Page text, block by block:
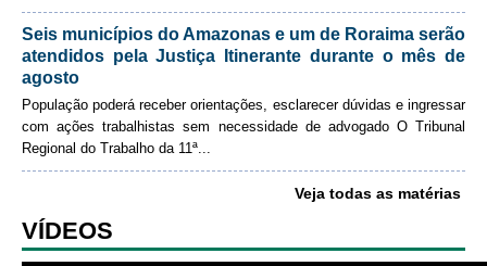
Gestão de Riscos
Laboratório de Inovação
Sites Institucionais
Educação a distância
Seis municípios do Amazonas e um de Roraima serão
atendidos pela Justiça Itinerante durante o mês de
agosto
População poderá receber orientações, esclarecer dúvidas e ingressar
com ações trabalhistas sem necessidade de advogadoO Tribunal
Regional do Trabalho da 11ª...
Veja todas as matérias
VÍDEOS